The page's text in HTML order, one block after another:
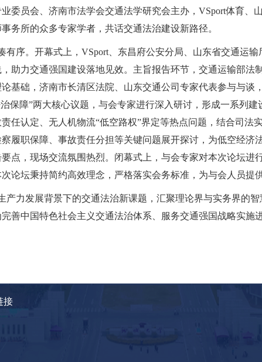
委员会、济南市法学会交通法学研究会主办，VSport体育、
务所的众多专家学者，共话交通法治建设新路径。
有序。开幕式上，VSport、东昌府公安分局、山东省交通运
助力交通强国建设落地见效。主旨报告环节，交通运输部法
基础，济南市长清区法院、山东交通公司专家代表参与与
保障”两大核心议题，与会专家进行深入研讨，形成一系列
任认定、无人机物流“低空路权”界定等热点问题，结合司
履职保障、事故责任分担等关键问题展开探讨，为低空经
点，现场交流氛围热烈。闭幕式上，与会专家对本次论坛
论坛秉持简约高效理念，严格落实会务标准，为与会人员提
产力发展背景下的交通法治新课题，汇聚理论界与实务界的
善中国特色社会主义交通法治体系、服务交通强国战略实施
接